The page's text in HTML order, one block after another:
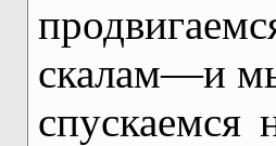
скалам—и
спускаемся